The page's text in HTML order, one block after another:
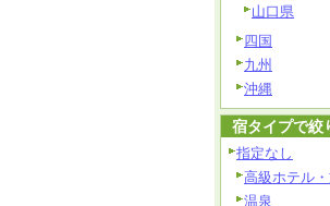
山口県
四国
九州
沖縄
宿タイプで絞
指定なし
高級ホテル
温泉